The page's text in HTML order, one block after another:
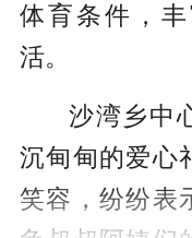
体育条件，
活。
沙湾乡中
沉甸甸的爱心
笑容，纷纷表